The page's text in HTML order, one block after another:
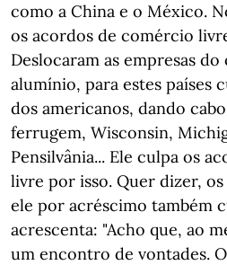
como a China e o México.
os acordos de comércio
Deslocaram as empresas
alumínio, para estes países
dos americanos, dando
ferrugem, Wisconsin,
Pensilvânia... Ele culpa os
livre por isso. Quer dizer,
ele por acréscimo também
acrescenta: "Acho que, ao
um encontro de vontades.